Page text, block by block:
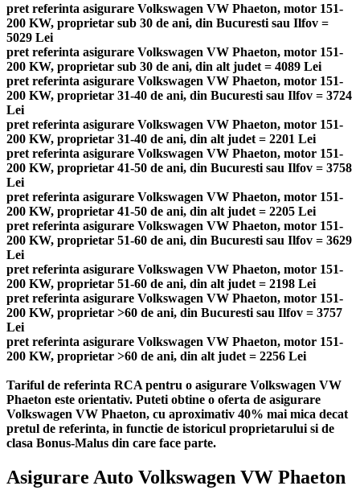
pret referinta asigurare Volkswagen VW Phaeton, motor 151-
200 KW, proprietar sub 30 de ani, din Bucuresti sau Ilfov =
5029 Lei
pret referinta asigurare Volkswagen VW Phaeton, motor 151-
200 KW, proprietar sub 30 de ani, din alt judet = 4089 Lei
pret referinta asigurare Volkswagen VW Phaeton, motor 151-
200 KW, proprietar 31-40 de ani, din Bucuresti sau Ilfov = 3724
Lei
pret referinta asigurare Volkswagen VW Phaeton, motor 151-
200 KW, proprietar 31-40 de ani, din alt judet = 2201 Lei
pret referinta asigurare Volkswagen VW Phaeton, motor 151-
200 KW, proprietar 41-50 de ani, din Bucuresti sau Ilfov = 3758
Lei
pret referinta asigurare Volkswagen VW Phaeton, motor 151-
200 KW, proprietar 41-50 de ani, din alt judet = 2205 Lei
pret referinta asigurare Volkswagen VW Phaeton, motor 151-
200 KW, proprietar 51-60 de ani, din Bucuresti sau Ilfov = 3629
Lei
pret referinta asigurare Volkswagen VW Phaeton, motor 151-
200 KW, proprietar 51-60 de ani, din alt judet = 2198 Lei
pret referinta asigurare Volkswagen VW Phaeton, motor 151-
200 KW, proprietar >60 de ani, din Bucuresti sau Ilfov = 3757
Lei
pret referinta asigurare Volkswagen VW Phaeton, motor 151-
200 KW, proprietar >60 de ani, din alt judet = 2256 Lei
Tariful de referinta RCA pentru o asigurare Volkswagen VW
Phaeton este orientativ. Puteti obtine o oferta de asigurare
Volkswagen VW Phaeton, cu aproximativ 40% mai mica decat
pretul de referinta, in functie de istoricul proprietarului si de
clasa Bonus-Malus din care face parte.
Asigurare Auto Volkswagen VW Phaeton